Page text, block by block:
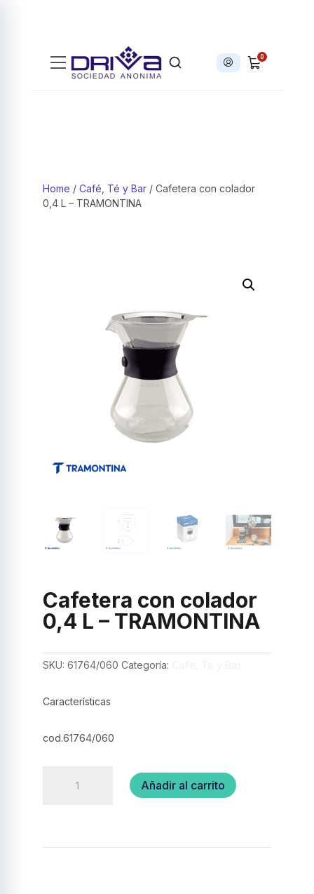
Iniciar sesión
0
Home / Café, Té y Bar/ Cafetera con colador
0,4 L – TRAMONTINA
Cafetera con colador
0,4 L – TRAMONTINA
SKU: 61764/060 Categoría:
Características
cod.61764/060
–
Añadir al carrito